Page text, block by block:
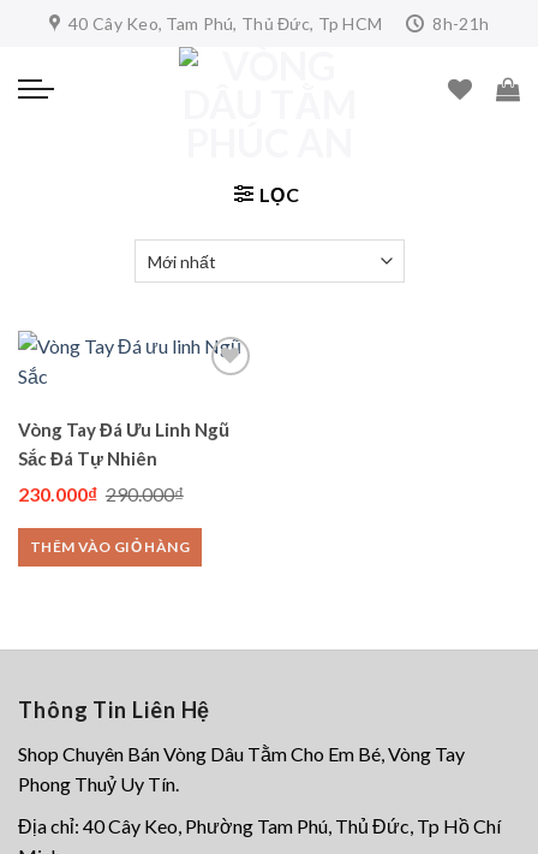
content
40 Cây Keo, Tam Phú, Thủ Đức, Tp HCM 8h-21h
LỌC
Add to
Vòng Tay Đá Ưu Linh Ngũ
Sắc Đá Tự Nhiên
290.000₫
là:
290.000₫.
230.000₫
tại
là:
230.000₫.
THÊM VÀO GIỎ HÀNG
Thông Tin Liên Hệ
Shop Chuyên Bán Vòng Dâu Tằm Cho Em Bé, Vòng Tay
Phong Thuỷ Uy Tín.
Địa chỉ: 40 Cây Keo, Phường Tam Phú, Thủ Đức, Tp Hồ Chí